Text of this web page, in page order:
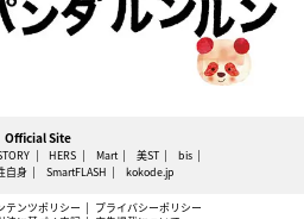
Official Site
HERS Mart 美ST
bis
自身 SmartFLASH kokode.jp
テンツポリシー
プライバシーポリシー